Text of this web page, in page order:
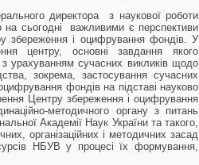
директора з наукової роботи
сьогодні важливими є перспективи
збереження і оцифрування фондів. У
центру, основні завдання якого
урахуванням сучасних викликів щодо
зокрема, застосування сучасних
фондів на підставі науково
Центру збереження і оцифрування
методичного органу з питань
Академії Наук України та такого,
організаційних і методичних засад
НБУВ у процесі їх формування,